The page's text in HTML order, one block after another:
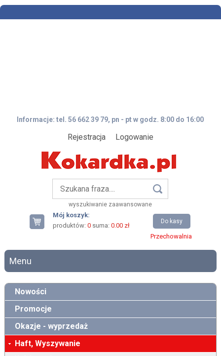
Informacje: tel. 56 662 39 79, pn - pt w godz. 8:00 do 16:00
Rejestracja Logowanie
wyszukiwanie zaawansowane
Mój koszyk:
produktów: 0suma: 0.00 zł
Do kasy
Przechowalnia
Menu
Nowości
Promocje
Okazje - wyprzedaż
Haft, Wyszywanie